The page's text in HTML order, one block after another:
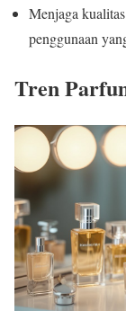
Menjaga
penggunaan
Tren